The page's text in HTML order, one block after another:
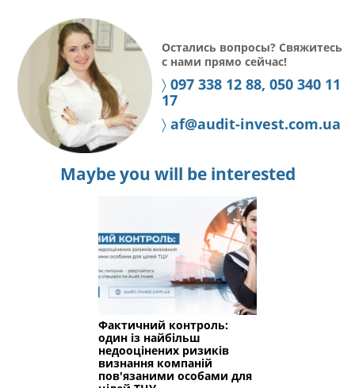
Остались вопросы? Свяжитесь
с нами прямо сейчас!
〉 097 338 12 88, 050 340 11
17
〉 af@audit-invest.com.ua
Maybe you will be interested
Фактичний контроль:
один із найбільш
недооцінених ризиків
визнання компаній
пов'язаними особами для